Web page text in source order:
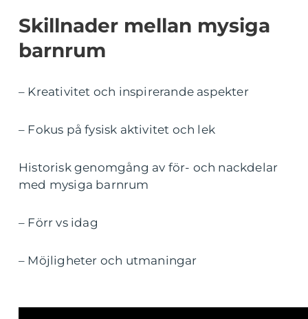
Skillnader mellan mysiga
barnrum
– Kreativitet och inspirerande aspekter
– Fokus på fysisk aktivitet och lek
Historisk genomgång av för- och nackdelar
med mysiga barnrum
– Förr vs idag
– Möjligheter och utmaningar